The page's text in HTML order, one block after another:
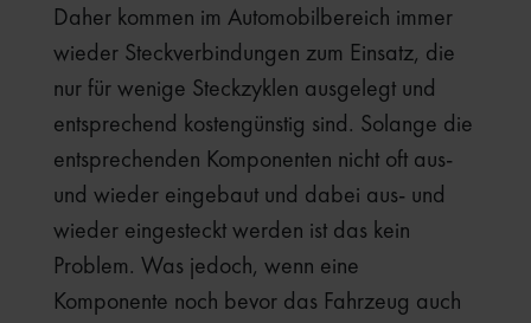
Daher kommen im Automobilbereich immer
wieder Steckverbindungen zum Einsatz, die
nur für wenige Steckzyklen ausgelegt und
entsprechend kostengünstig sind. Solange die
entsprechenden Komponenten nicht oft aus-
und wieder eingebaut und dabei aus- und
wieder eingesteckt werden ist das kein
Problem. Was jedoch, wenn eine
Komponente noch bevor das Fahrzeug auch